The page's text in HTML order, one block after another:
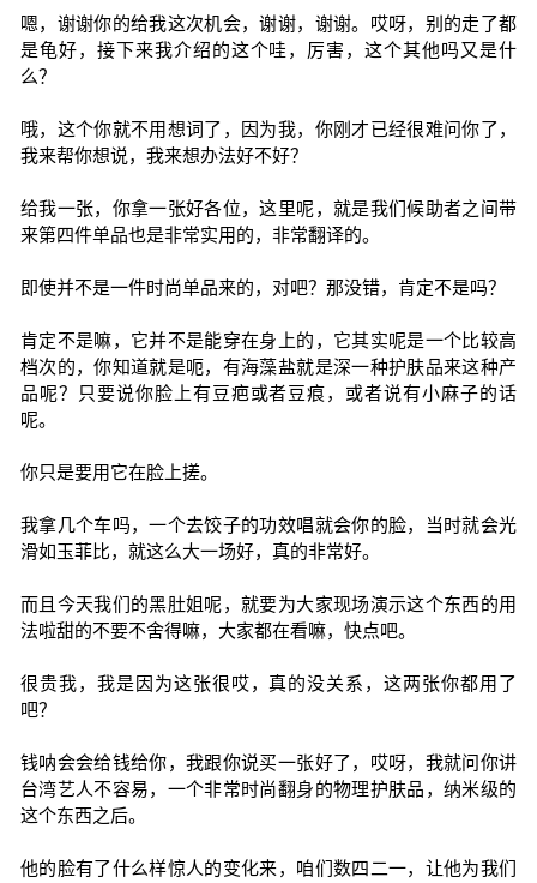
嗯，谢谢你的给我这次机会，谢谢，谢谢。哎呀，别的走了都
是龟好，接下来我介绍的这个哇，厉害，这个其他吗又是什
么？
哦，这个你就不用想词了，因为我，你刚才已经很难问你了，
我来帮你想说，我来想办法好不好？
给我一张，你拿一张好各位，这里呢，就是我们候助者之间带
来第四件单品也是非常实用的，非常翻译的。
即使并不是一件时尚单品来的，对吧？那没错，肯定不是吗？
肯定不是嘛，它并不是能穿在身上的，它其实呢是一个比较高
档次的，你知道就是呃，有海藻盐就是深一种护肤品来这种产
品呢？只要说你脸上有豆疤或者豆痕，或者说有小麻子的话
呢。
你只是要用它在脸上搓。
我拿几个车吗，一个去饺子的功效唱就会你的脸，当时就会光
滑如玉菲比，就这么大一场好，真的非常好。
而且今天我们的黑肚姐呢，就要为大家现场演示这个东西的用
法啦甜的不要不舍得嘛，大家都在看嘛，快点吧。
很贵我，我是因为这张很哎，真的没关系，这两张你都用了
吧？
钱呐会会给钱给你，我跟你说买一张好了，哎呀，我就问你讲
台湾艺人不容易，一个非常时尚翻身的物理护肤品，纳米级的
这个东西之后。
他的脸有了什么样惊人的变化来，咱们数四二一，让他为我们